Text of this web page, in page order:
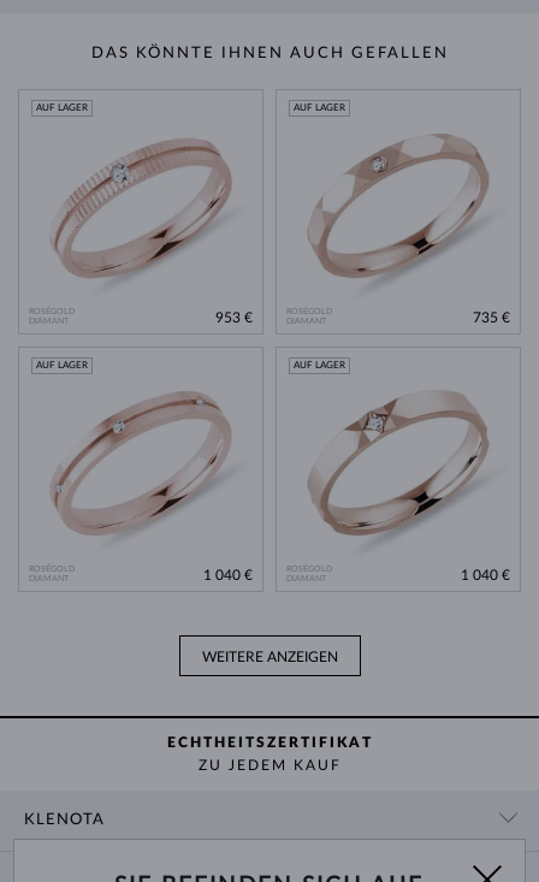
DAS KÖNNTE IHNEN AUCH GEFALLEN
ROSÉGOLD
DIAMANT
AUF LAGER
953 €
ROSÉGOLD
DIAMANT
AUF LAGER
735 €
ROSÉGOLD
DIAMANT
AUF LAGER
1 040 €
ROSÉGOLD
DIAMANT
AUF LAGER
1 040 €
WEITERE ANZEIGEN
ECHTHEITSZERTIFIKAT
ZU JEDEM KAUF
KLENOTA